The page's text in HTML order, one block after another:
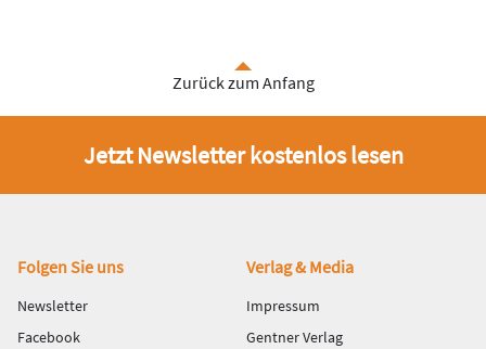
Zurück zum Anfang
Jetzt Newsletter kostenlos lesen
Fußbereich
Folgen Sie uns
Newsletter
Facebook
Verlag & Media
Impressum
Gentner Verlag